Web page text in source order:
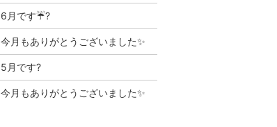
6月です☔?
今月もありがとうございました✨
5月です?
今月もありがとうございました✨